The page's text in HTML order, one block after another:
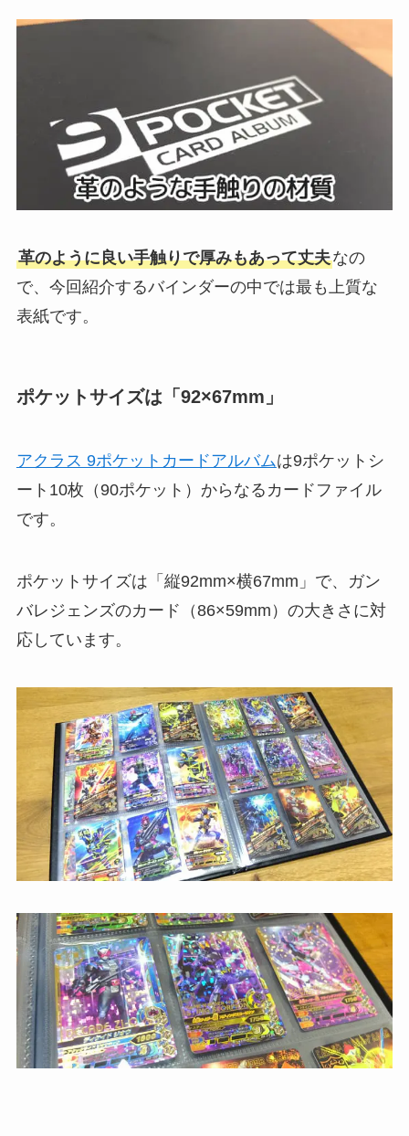
革のように良い手触りで厚みもあって丈夫なの
で、今回紹介するバインダーの中では最も上質な
表紙です。
ポケットサイズは「92×67mm」
アクラス 9ポケットカードアルバムは9ポケットシ
ート10枚（90ポケット）からなるカードファイル
です。
ポケットサイズは「縦92mm×横67mm」で、ガン
バレジェンズのカード（86×59mm）の大きさに対
応しています。